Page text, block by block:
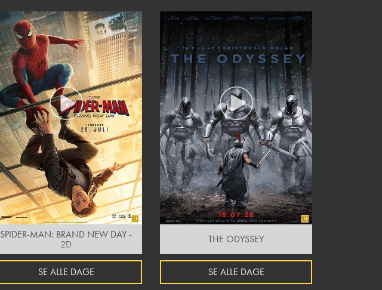
SPIDER-MAN: BRAND NEW DAY -
2D
SE ALLE DAGE
THE ODYSSEY
SE ALLE DAGE